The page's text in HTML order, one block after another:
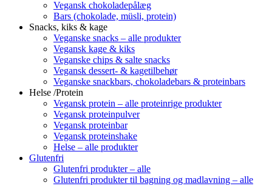
Vegansk chokoladepålæg
Bars (chokolade, müsli, protein)
Snacks, kiks & kage
Veganske snacks – alle produkter
Vegansk kage & kiks
Veganske chips & salte snacks
Vegansk dessert- & kagetilbehør
Veganske snackbars, chokoladebars & proteinbars
Helse /Protein
Vegansk protein – alle proteinrige produkter
Vegansk proteinpulver
Vegansk proteinbar
Vegansk proteinshake
Helse – alle produkter
Glutenfri
Glutenfri produkter – alle
Glutenfri produkter til bagning og madlavning – alle